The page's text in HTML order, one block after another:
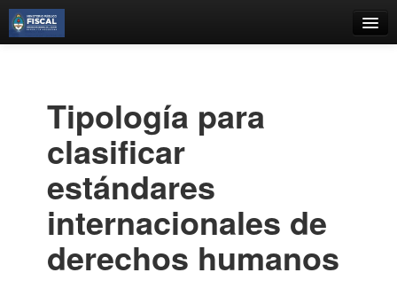
Estantes Virtuales
Contacto
Iniciar sesión
Tipología para
clasificar
estándares
internacionales de
derechos humanos